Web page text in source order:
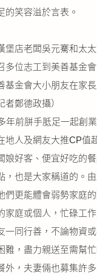
的笑容溢於言表。
堡店老闆吳元騫和太
多位志工到美善基金
基金會大小朋友在家
鄭德政攝）
年前胼手胝足一起創
地人及網友大推CP值
娘好客、便宜好吃的
，也是大家稱道的。
們更能體會弱勢家庭
家庭或個人，忙碌工
一同行善，不論物資
難，盡力親送至需幫
外，夫妻倆也募集許